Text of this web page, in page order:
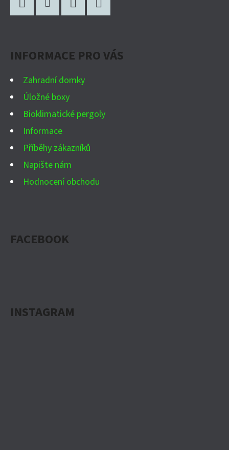
INFORMACE PRO VÁS
Zahradní domky
Úložné boxy
Bioklimatické pergoly
Informace
Příběhy zákazníků
Napište nám
Hodnocení obchodu
FACEBOOK
INSTAGRAM